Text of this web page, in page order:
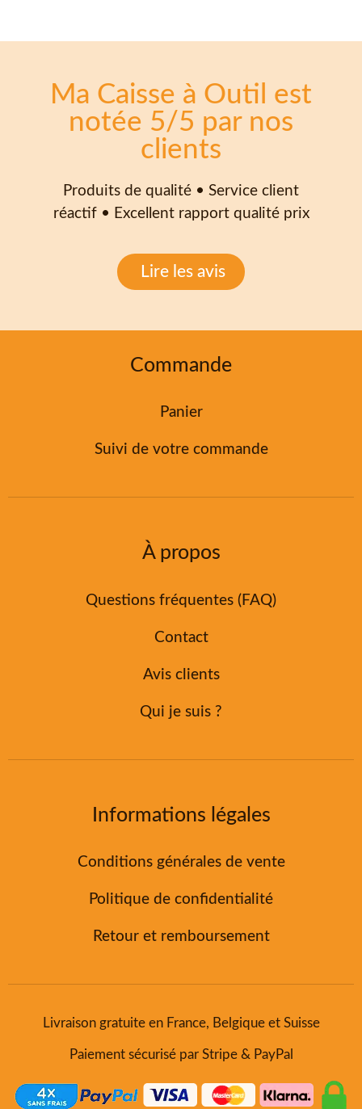
Ma Caisse à Outil est
notée 5/5 par nos
clients
Produits de qualité • Service client
réactif • Excellent rapport qualité prix
Lire les avis
Commande
Panier
Suivi de votre commande
À propos
Questions fréquentes (FAQ)
Contact
Avis clients
Qui je suis ?
Informations légales
Conditions générales de vente
Politique de confidentialité
Retour et remboursement
Livraison gratuite en France, Belgique et Suisse
Paiement sécurisé par Stripe & PayPal